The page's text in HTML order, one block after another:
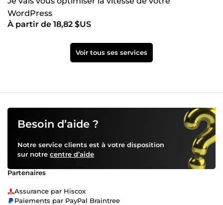
WordPress
À partir de 18,82 $US
Voir tous ses services
Besoin d’aide ?
Notre service clients est à votre disposition
sur notre centre d’aide
Partenaires
Assurance par Hiscox
Paiements par PayPal Braintree